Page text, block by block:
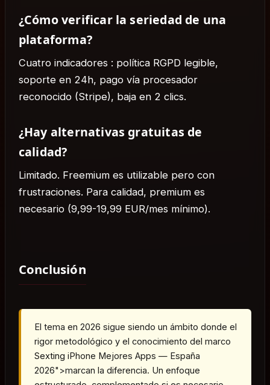
¿Cómo verificar la seriedad de una
plataforma?
Cuatro indicadores : política RGPD legible,
soporte en 24h, pago vía procesador
reconocido (Stripe), baja en 2 clics.
¿Hay alternativas gratuitas de
calidad?
Limitado. Freemium es utilizable pero con
frustraciones. Para calidad, premium es
necesario (9,99-19,99 EUR/mes mínimo).
Conclusión
El tema en 2026 sigue siendo un ámbito donde el
rigor metodológico y el conocimiento del marco
Sexting iPhone Mejores Apps — España
2026">marcan la diferencia. Un enfoque